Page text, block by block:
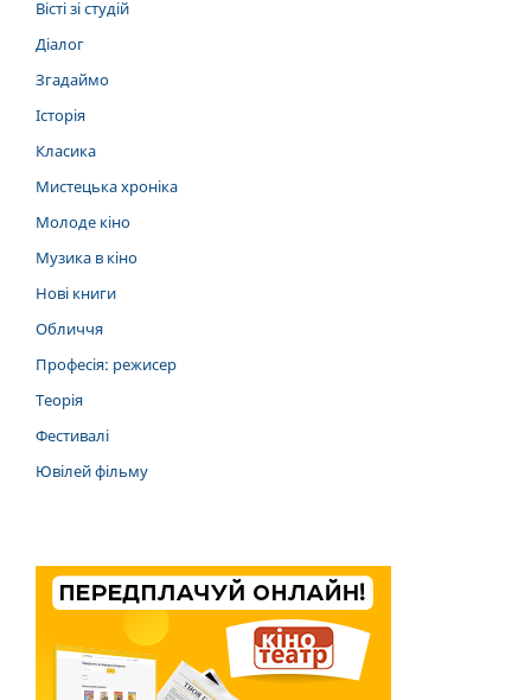
Вісті зі студій
Діалог
Згадаймо
Історія
Класика
Мистецька хроніка
Молоде кіно
Музика в кіно
Нові книги
Обличчя
Професія: режисер
Теорія
Фестивалі
Ювілей фільму